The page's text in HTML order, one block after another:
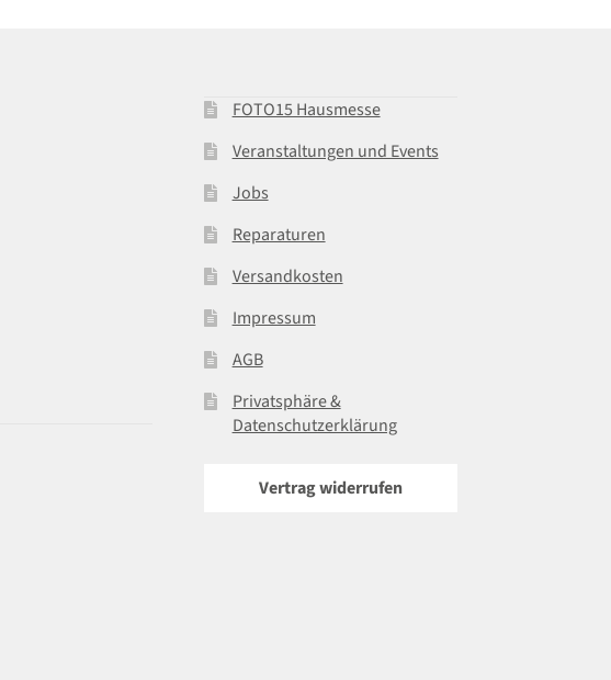
FOTO15 Hausmesse
Veranstaltungen und Events
Jobs
Reparaturen
Versandkosten
Impressum
AGB
Privatsphäre &
Datenschutzerklärung
Vertrag widerrufen